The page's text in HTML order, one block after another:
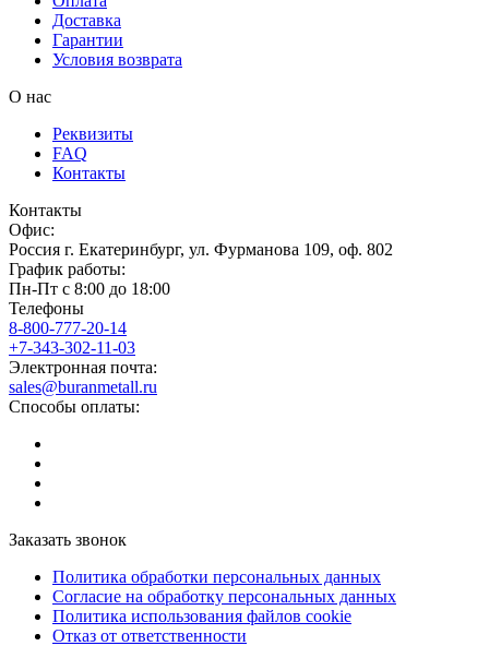
Доставка
Гарантии
Условия возврата
О нас
Реквизиты
FAQ
Контакты
Контакты
Офис:
Россия г. Екатеринбург, ул. Фурманова 109, оф. 802
График работы:
Пн-Пт с 8:00 до 18:00
Телефоны
8-800-777-20-14
+7-343-302-11-03
Электронная почта:
sales@buranmetall.ru
Способы оплаты:
Заказать звонок
Политика обработки персональных данных
Согласие на обработку персональных данных
Политика использования файлов cookie
Отказ от ответственности